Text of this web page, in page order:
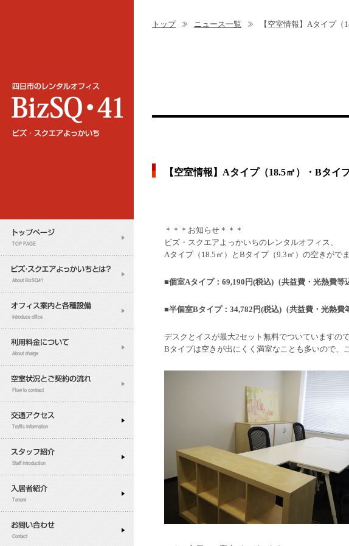
トップ ニュース一覧 【空室情報】Aタイプ（
【空室情報】Aタイプ（18.5㎡）・Bタイ
＊＊＊お知らせ＊＊＊
ビズ・スクエアよっかいちのレンタルオフィス、
Aタイプ（18.5㎡）とBタイプ（9.3㎡）の空きがで
■個室Aタイプ：69,190円(税込)（共益費・光熱費等
■半個室Bタイプ：34,782円(税込)（共益費・光熱費
デスクとイスが最大2セット無料でついていますの
Bタイプは空きが出にくく満室なことも多いので、